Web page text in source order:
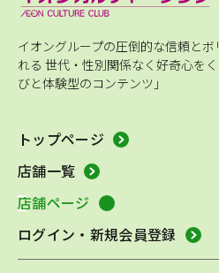
イオングループの圧倒的な信頼と
れる 世代・性別関係なく好奇心を
びと体験型のコンテンツ」
トップページ
店舗一覧
店舗ページ
ログイン・新規会員登録